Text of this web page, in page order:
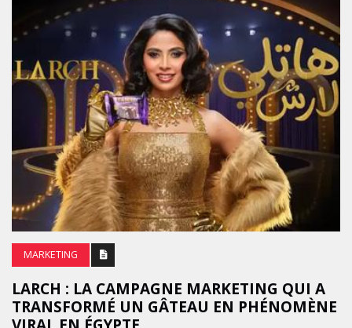
MARKETING
LARCH : LA CAMPAGNE MARKETING QUI A
TRANSFORMÉ UN GÂTEAU EN PHÉNOMÈNE